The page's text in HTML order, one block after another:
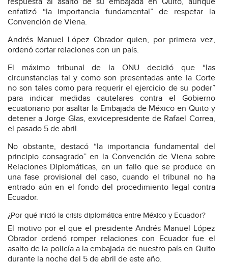
enfatizó “la importancia fundamental” de respetar la
Convención de Viena.
Andrés Manuel López Obrador quien, por primera vez,
ordenó cortar relaciones con un país.
El máximo tribunal de la ONU decidió que “las
circunstancias tal y como son presentadas ante la Corte
no son tales como para requerir el ejercicio de su poder”
para indicar medidas cautelares contra el Gobierno
ecuatoriano por asaltar la Embajada de México en Quito y
detener a Jorge Glas, exvicepresidente de Rafael Correa,
el pasado 5 de abril.
No obstante, destacó “la importancia fundamental del
principio consagrado” en la Convención de Viena sobre
Relaciones Diplomáticas, en un fallo que se produce en
una fase provisional del caso, cuando el tribunal no ha
entrado aún en el fondo del procedimiento legal contra
Ecuador.
¿Por qué inició la crisis diplomática entre México y Ecuador?
El motivo por el que el presidente Andrés Manuel López
Obrador ordenó romper relaciones con Ecuador fue el
asalto de la policía a la embajada de nuestro país en Quito
durante la noche del 5 de abril de este año.